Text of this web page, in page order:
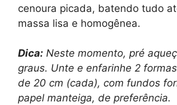
cenoura picada, batendo tudo
massa lisa e homogênea.
Dica: Neste momento, pré
graus. Unte e enfarinhe 2
de 20 cm (cada), com fundos
papel manteiga, de preferência.